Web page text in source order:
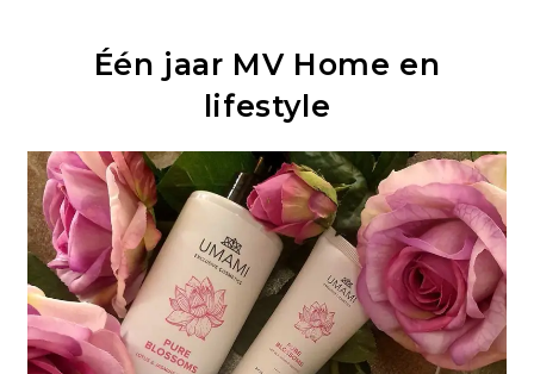
Één jaar MV Home en
lifestyle